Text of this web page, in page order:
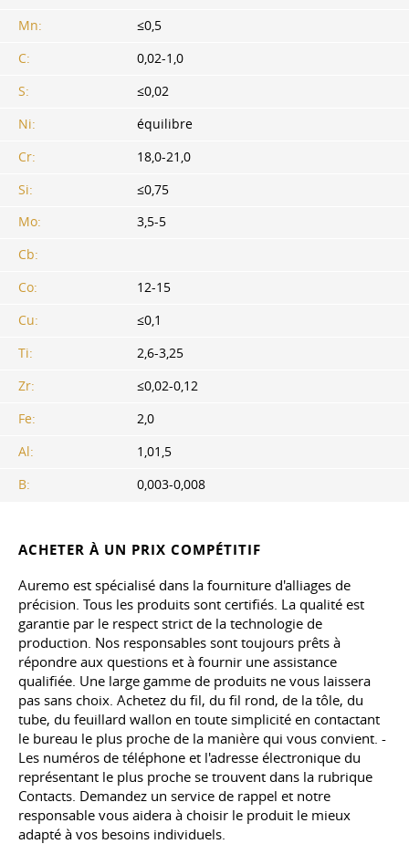
Mn:
≤0,5
C:
0,02-1,0
S:
≤0,02
Ni:
équilibre
Cr:
18,0-21,0
Si:
≤0,75
Mo:
3,5-5
Cb:
Co:
12-15
Cu:
≤0,1
Ti:
2,6-3,25
Zr:
≤0,02-0,12
Fe:
2,0
Al:
1,01,5
В:
0,003-0,008
ACHETER À UN PRIX COMPÉTITIF
Auremo est spécialisé dans la fourniture d'alliages de
précision. Tous les produits sont certifiés. La qualité est
garantie par le respect strict de la technologie de
production. Nos responsables sont toujours prêts à
répondre aux questions et à fournir une assistance
qualifiée. Une large gamme de produits ne vous laissera
pas sans choix. Achetez du fil, du fil rond, de la tôle, du
tube, du feuillard wallon en toute simplicité en contactant
le bureau le plus proche de la manière qui vous convient. -
Les numéros de téléphone et l'adresse électronique du
représentant le plus proche se trouvent dans la rubrique
Contacts. Demandez un service de rappel et notre
responsable vous aidera à choisir le produit le mieux
adapté à vos besoins individuels.